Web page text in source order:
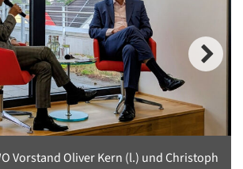
Vorstand Oliver Kern (l.) und Christoph